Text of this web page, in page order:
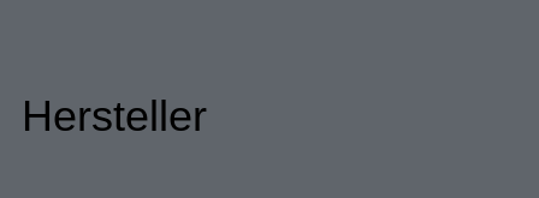
Hersteller